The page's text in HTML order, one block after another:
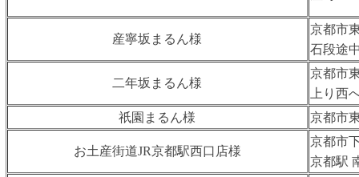
産寧坂まるん様
京都市
⽯段途
⼆年坂まるん様
京都市
上り⻄
祇園まるん様
京都市
お土産街道JR京都駅西口店様
京都市
京都駅